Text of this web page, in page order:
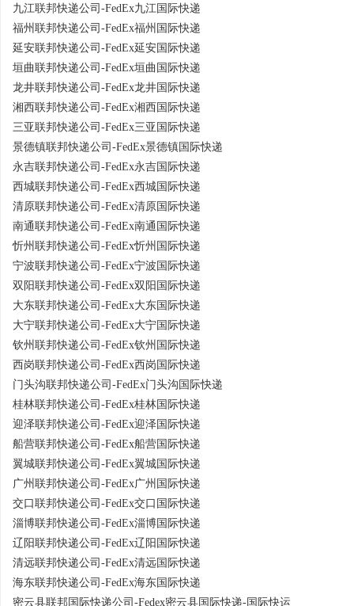
九江联邦快递公司-FedEx九江国际快递
福州联邦快递公司-FedEx福州国际快递
延安联邦快递公司-FedEx延安国际快递
垣曲联邦快递公司-FedEx垣曲国际快递
龙井联邦快递公司-FedEx龙井国际快递
湘西联邦快递公司-FedEx湘西国际快递
三亚联邦快递公司-FedEx三亚国际快递
景德镇联邦快递公司-FedEx景德镇国际快递
永吉联邦快递公司-FedEx永吉国际快递
西城联邦快递公司-FedEx西城国际快递
清原联邦快递公司-FedEx清原国际快递
南通联邦快递公司-FedEx南通国际快递
忻州联邦快递公司-FedEx忻州国际快递
宁波联邦快递公司-FedEx宁波国际快递
双阳联邦快递公司-FedEx双阳国际快递
大东联邦快递公司-FedEx大东国际快递
大宁联邦快递公司-FedEx大宁国际快递
钦州联邦快递公司-FedEx钦州国际快递
西岗联邦快递公司-FedEx西岗国际快递
门头沟联邦快递公司-FedEx门头沟国际快递
桂林联邦快递公司-FedEx桂林国际快递
迎泽联邦快递公司-FedEx迎泽国际快递
船营联邦快递公司-FedEx船营国际快递
翼城联邦快递公司-FedEx翼城国际快递
广州联邦快递公司-FedEx广州国际快递
交口联邦快递公司-FedEx交口国际快递
淄博联邦快递公司-FedEx淄博国际快递
辽阳联邦快递公司-FedEx辽阳国际快递
清远联邦快递公司-FedEx清远国际快递
海东联邦快递公司-FedEx海东国际快递
密云县联邦国际快递公司-Fedex密云县国际快递-国际快运